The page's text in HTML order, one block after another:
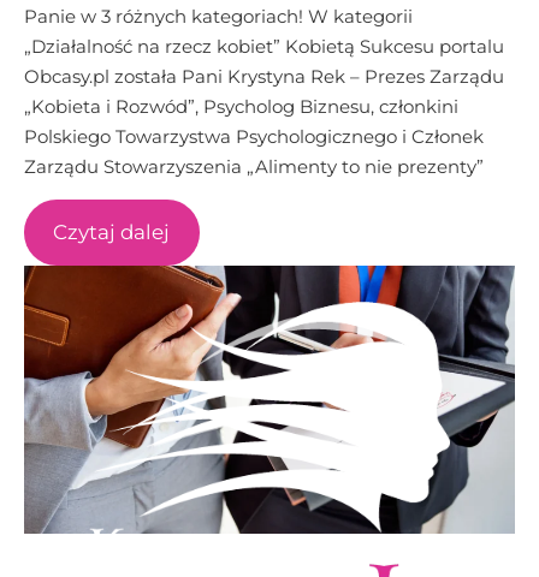
Panie w 3 różnych kategoriach! W kategorii
„Działalność na rzecz kobiet” Kobietą Sukcesu portalu
Obcasy.pl została Pani Krystyna Rek – Prezes Zarządu
„Kobieta i Rozwód”, Psycholog Biznesu, członkini
Polskiego Towarzystwa Psychologicznego i Członek
Zarządu Stowarzyszenia „Alimenty to nie prezenty”
Czytaj dalej